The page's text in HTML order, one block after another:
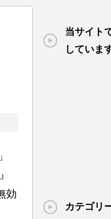
効
当サイト
していま
カテゴリ